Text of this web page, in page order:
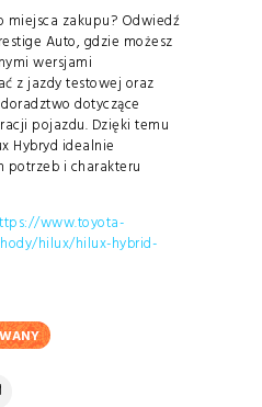
miejsca zakupu? Odwiedź
Auto, gdzie możesz
wersjami
z jazdy testowej oraz
dotyczące
pojazdu. Dzięki temu
Hybryd idealnie
potrzeb i charakteru
www.toyota-
hilux/hilux-hybrid-